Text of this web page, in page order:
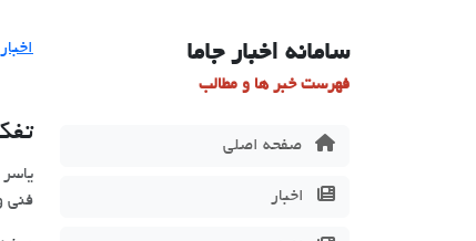
سامانه اخبار جاما
فهرست خبر ها و مطالب
صفحه اصلی
اخبار
اخبار
فنی